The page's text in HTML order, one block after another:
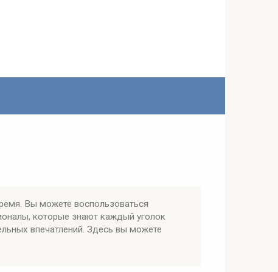
Вы можете воспользоваться
которые знают каждый уголок
впечатлений. Здесь вы можете